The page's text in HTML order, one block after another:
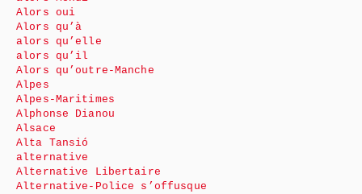
Alors oui
Alors qu’à
alors qu’elle
alors qu’il
Alors qu’outre-Manche
Alpes
Alpes-Maritimes
Alphonse Dianou
Alsace
Alta Tansió
alternative
Alternative Libertaire
Alternative-Police s’offusque